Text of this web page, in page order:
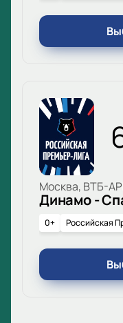
Москва, ВТБ-
Динамо -
0+ Российская